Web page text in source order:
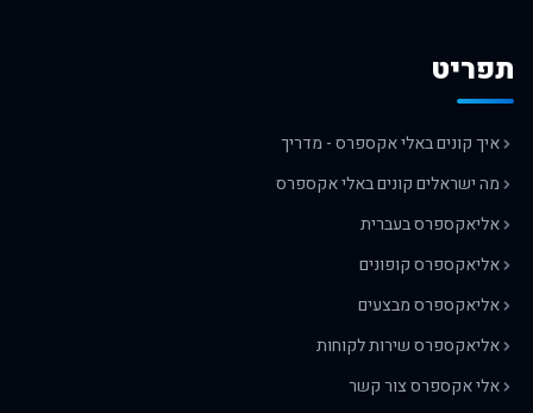
תפריט
איך קונים באלי אקספרס - מדריך
מה ישראלים קונים באלי אקספרס
אליאקספרס בעברית
אליאקספרס קופונים
אליאקספרס מבצעים
אליאקספרס שירות לקוחות
אלי אקספרס צור קשר